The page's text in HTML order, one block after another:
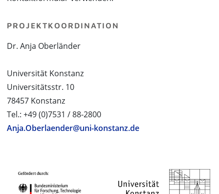
PROJEKTKOORDINATION
Dr. Anja Oberländer
Universität Konstanz
Universitätsstr. 10
78457 Konstanz
Tel.: +49 (0)7531 / 88-2800
Anja.Oberlaender@uni-konstanz.de